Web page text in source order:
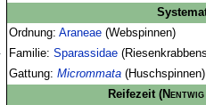
Ordnung: Araneae(Webspinnen)
Familie: Sparassidae
Gattung: Micrommata(Huschspinnen)
Reifezeit (Nentwig